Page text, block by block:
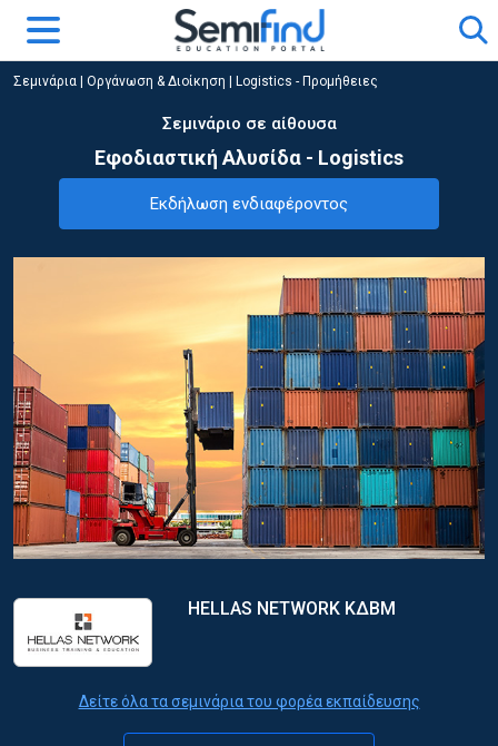
Σεμινάρια Οργάνωση & Διοίκηση Logistics - Προμήθειες
Σεμινάριο σε αίθουσα
Εφοδιαστική Αλυσίδα - Logistics
Εκδήλωση ενδιαφέροντος
HELLAS NETWORK ΚΔΒΜ
Δείτε όλα τα σεμινάρια του φορέα εκπαίδευσης